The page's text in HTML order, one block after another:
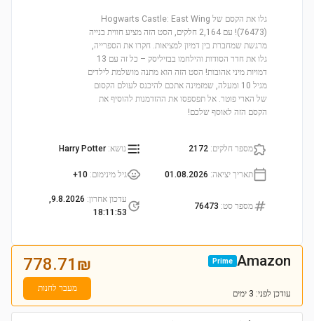
גלו את הקסם של Hogwarts Castle: East Wing
(76473)! עם 2,164 חלקים, הסט הזה מציע חווית בנייה
מרגשת שמחברת בין דמיון למציאות. חקרו את הספרייה,
גלו את חדר הסודות והילחמו בבזיליסק – כל זה עם 13
דמויות מיני אהובות! הסט הזה הוא מתנה מושלמת לילדים
מגיל 10 ומעלה, שמזמינה אתכם להיכנס לעולם הקסום
של הארי פוטר. אל תפספסו את ההזדמנות להוסיף את
הקסם הזה לאוסף שלכם!
מספר חלקים:
2172 נושא:
Harry Potter
תאריך יציאה:
01.08.2026 גיל מינימום:
10+
מספר סט:
76473
עדכון אחרון:
9.8.2026,
18:11:53
Amazon
Prime
עודכן לפני: 3 ימים
778.71 ₪
מעבר לחנות